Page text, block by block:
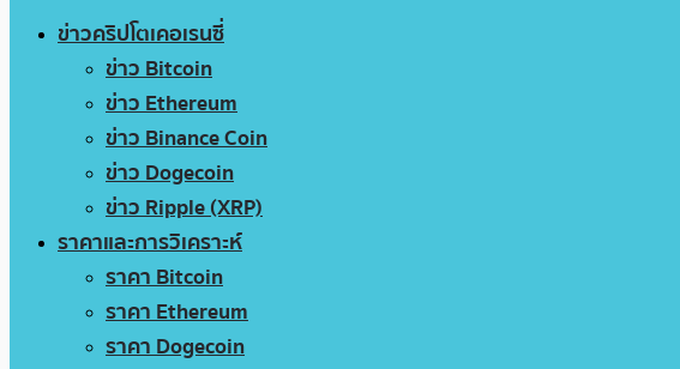
ข่าวคริปโตเคอเรนซี่
ข่าว Bitcoin
ข่าว Ethereum
ข่าว Binance Coin
ข่าว Dogecoin
ข่าว Ripple (XRP)
ราคาและการวิเคราะห์
ราคา Bitcoin
ราคา Ethereum
ราคา Dogecoin